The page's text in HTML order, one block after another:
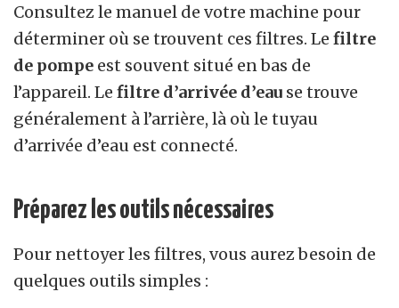
Consultez le manuel de votre machine pour
déterminer où se trouvent ces filtres. Le filtre
de pompe est souvent situé en bas de
l’appareil. Le filtre d’arrivée d’eau se trouve
généralement à l’arrière, là où le tuyau
d’arrivée d’eau est connecté.
Préparez les outils nécessaires
Pour nettoyer les filtres, vous aurez besoin de
quelques outils simples :